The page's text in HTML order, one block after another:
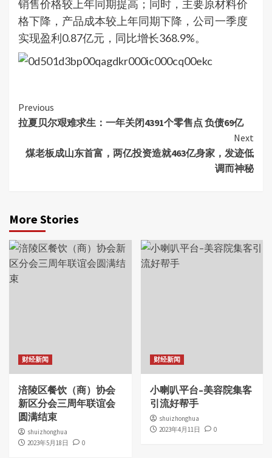
销售价格较上年同期提高；同时，主要原材料价
格下降，产品成本较上年同期下降，公司一季度
实现盈利0.87亿元，同比增长368.9%。
Continue
Reading
Previous
拉夏贝尔艰难求生：一年关闭4391个零售点 负债69亿
Next
煤老板成山东首富，两亿投资造就463亿身家，发迹低
调而神秘
More Stories
财经新闻
涪陵区餐饮（商）协会
新区分会三周年联谊会
圆满结束
shuizhonghua
2023年5月18日
0
财经新闻
小喇叭平台–美容院集客
引流好帮手
shuizhonghua
2023年4月11日
0